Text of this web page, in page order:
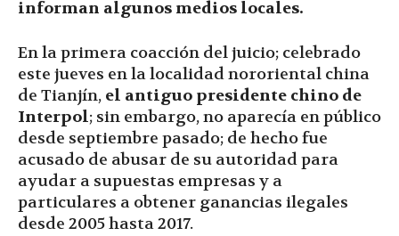
informan algunos medios locales.
En la primera coacción del juicio; celebrado
este jueves en la localidad nororiental china
de Tianjín, el antiguo presidente chino de
Interpol; sin embargo, no aparecía en público
desde septiembre pasado; de hecho fue
acusado de abusar de su autoridad para
ayudar a supuestas empresas y a
particulares a obtener ganancias ilegales
desde 2005 hasta 2017.